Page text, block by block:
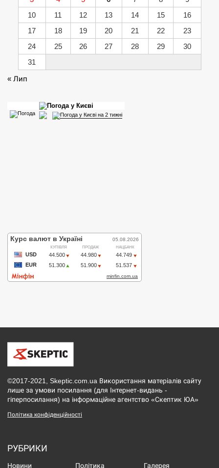
10
11 12 13 14 15
16
17
18 19 20 21 22
23
24
25 26 27 28 29
30
31
« Лип
©2017-2021, Skeptic.com.ua Використання матеріалів сайту
лише за умови посилання (для Інтернет-видань -
гіперпосилання) на інформаційне агентство «Скептик ЮА»
Політика конфіденційності
РУБРИКИ
Новини Політика Галерея